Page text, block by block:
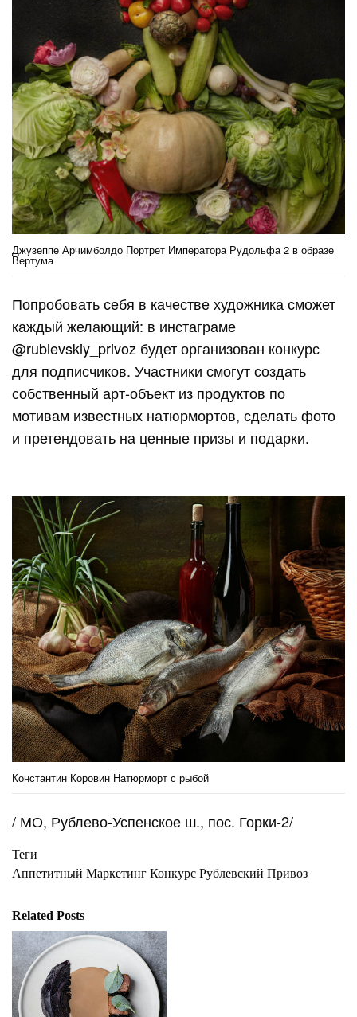
Джузеппе Арчимболдо Портрет Императора Рудольфа 2 в образе
Вертума
Попробовать себя в качестве художника сможет
каждый желающий: в инстаграме
@rublevskiy_privoz будет организован конкурс
для подписчиков. Участники смогут создать
собственный арт-объект из продуктов по
мотивам известных натюрмортов, сделать фото
и претендовать на ценные призы и подарки.
Константин Коровин Натюрморт с рыбой
/ МО, Рублево-Успенское ш., пос. Горки-2/
Теги
Аппетитный Маркетинг Конкурс Рублевский Привоз
Related Posts